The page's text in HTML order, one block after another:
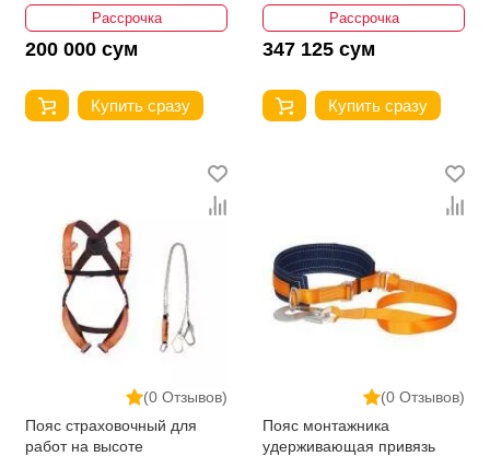
Рассрочка
200 000 сум
Купить сразу
Рассрочка
347 125 сум
Купить сразу
(0 Отзывов)
Пояс страховочный для
работ на высоте
(0 Отзывов)
Пояс монтажника
удерживающая привязь